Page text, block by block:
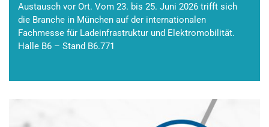
Austausch vor Ort. Vom 23. bis 25. Juni 2026 trifft sich
die Branche in München auf der internationalen
Fachmesse für Ladeinfrastruktur und Elektromobilität.
Halle B6 – Stand B6.771